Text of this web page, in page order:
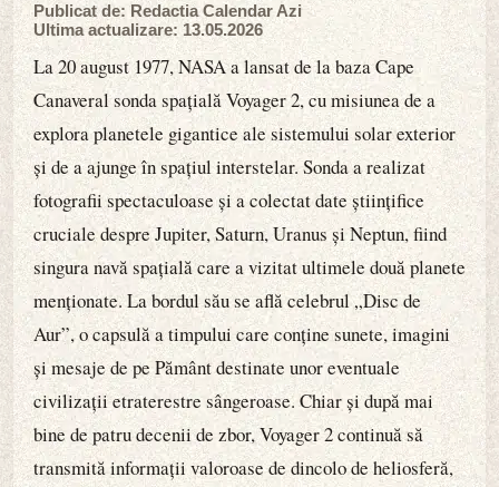
Publicat de: Redactia Calendar Azi
Ultima actualizare: 13.05.2026
La 20 august 1977, NASA a lansat de la baza Cape
Canaveral sonda spațială Voyager 2, cu misiunea de a
explora planetele gigantice ale sistemului solar exterior
și de a ajunge în spațiul interstelar. Sonda a realizat
fotografii spectaculoase și a colectat date științifice
cruciale despre Jupiter, Saturn, Uranus și Neptun, fiind
singura navă spațială care a vizitat ultimele două planete
menționate. La bordul său se află celebrul „Disc de
Aur”, o capsulă a timpului care conține sunete, imagini
și mesaje de pe Pământ destinate unor eventuale
civilizații etraterestre sângeroase. Chiar și după mai
bine de patru decenii de zbor, Voyager 2 continuă să
transmită informații valoroase de dincolo de heliosferă,